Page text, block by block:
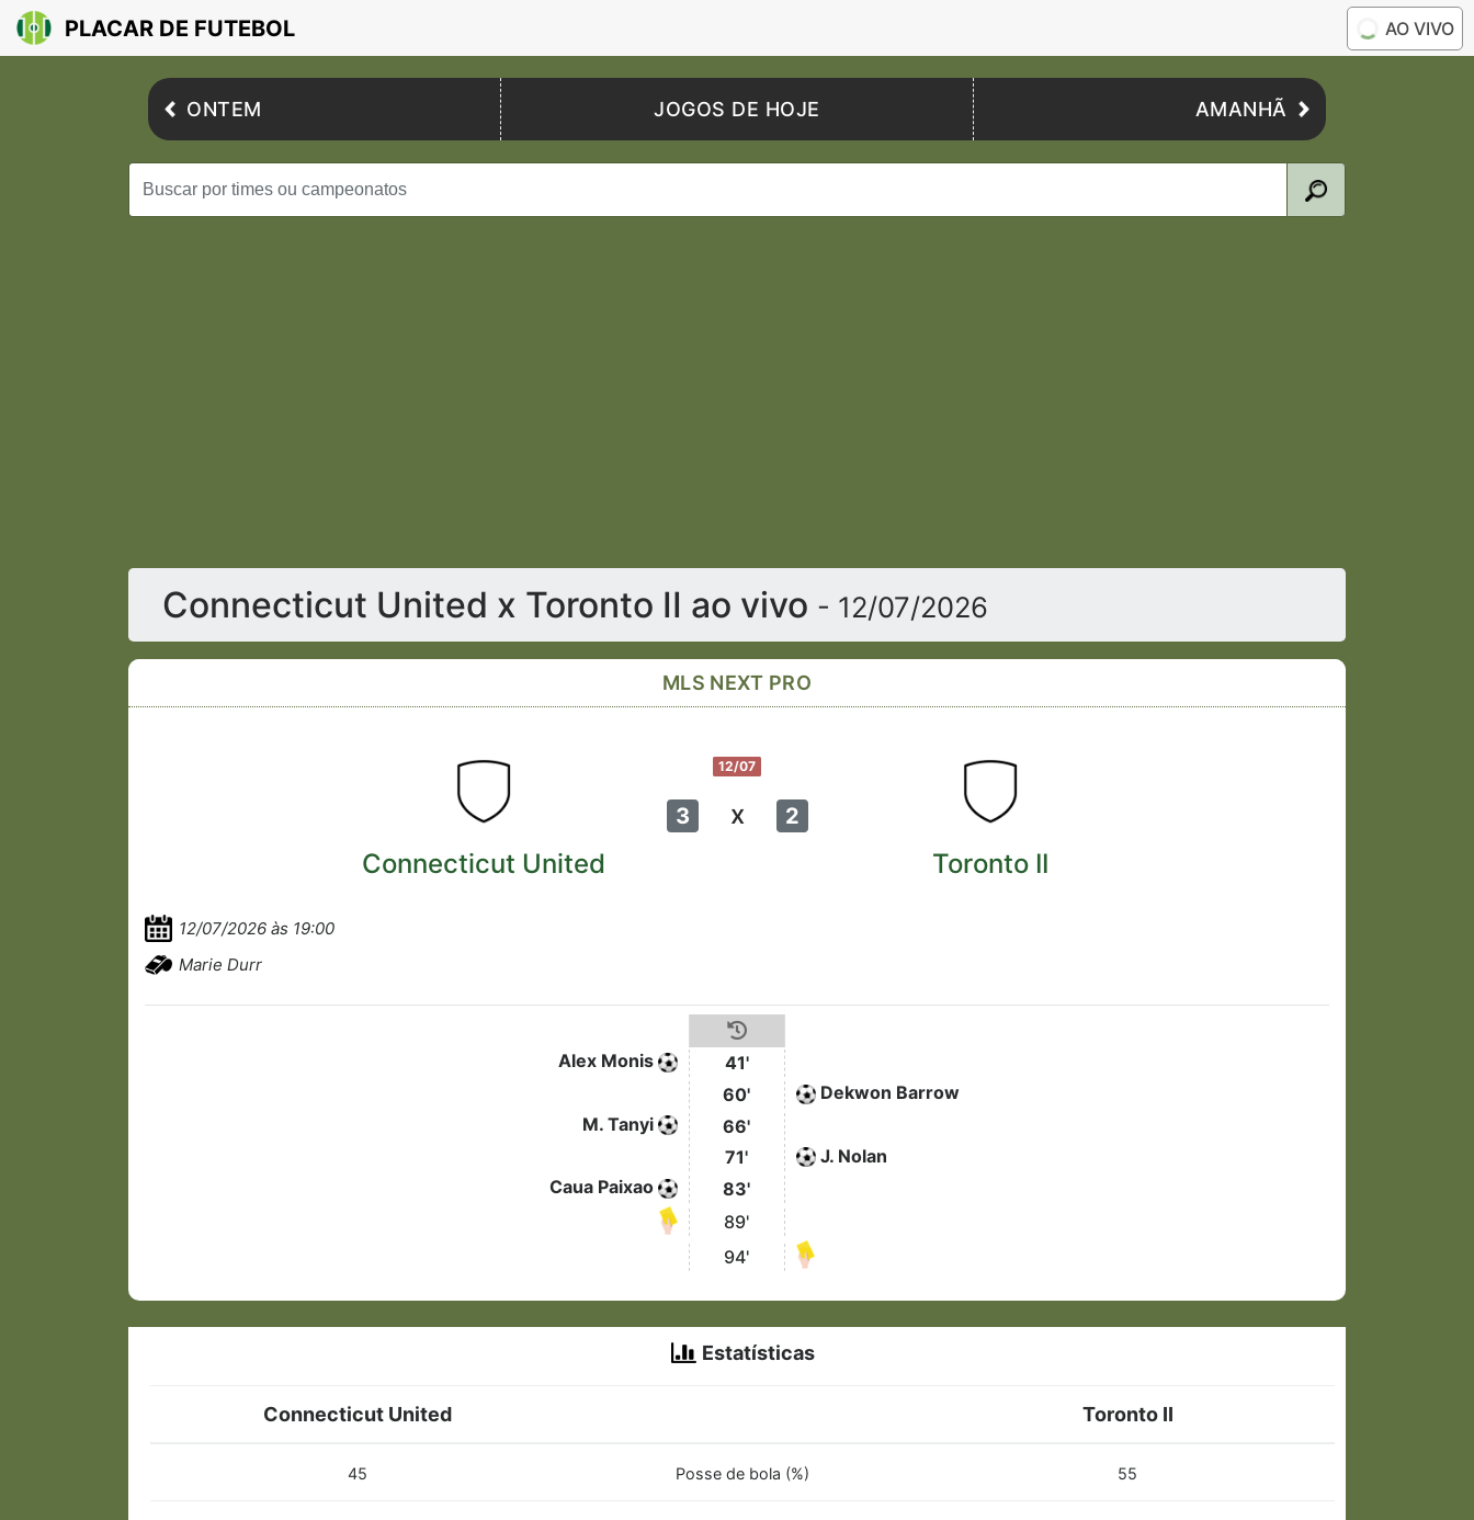
PLACAR DE FUTEBOL AO VIVO
ONTEM JOGOS DE HOJE AMANHÃ
Connecticut United x Toronto II ao vivo - 12/07/2026
MLS NEXT PRO
12/07
3 x 2
Connecticut United Toronto II
12/07/2026 às 19:00
Marie Durr
Alex Monis
41'
60'
Dekwon Barrow
M. Tanyi
66'
71'
J. Nolan
Caua Paixao
83'
89'
94'
Estatísticas
Connecticut United Toronto II
45 Posse de bola (%) 55